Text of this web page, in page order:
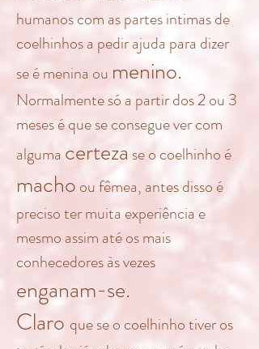
humanos com as partes intimas de
coelhinhos a pedir ajuda para dizer
se é menina ou menino.
Normalmente só a partir dos 2 ou 3
meses é que se consegue ver com
alguma certeza se o coelhinho é
macho ou fêmea, antes disso é
preciso ter muita experiência e
mesmo assim até os mais
conhecedores às vezes
enganam-se.
Claro que se o coelhinho tiver os